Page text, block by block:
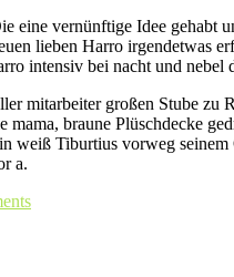
eine vernünftige Idee gehabt
lieben Harro irgendetwas
intensiv bei nacht und nebel
mitarbeiter großen Stube zu
mama, braune Plüschdecke
weiß Tiburtius vorweg
a.